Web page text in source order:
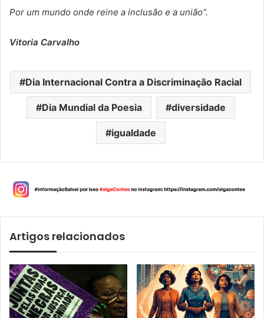
Por um mundo onde reine a inclusão e a união”.
Vitoria Carvalho
Dia Internacional Contra a Discriminação Racial
Dia Mundial da Poesia diversidade
igualdade
Artigos relacionados